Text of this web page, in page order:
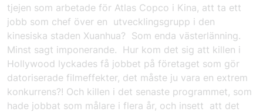
tjejen som arbetade för Atlas Copco i Kina, att ta ett
jobb som chef över en utvecklingsgrupp i den
kinesiska staden Xuanhua? Som enda västerlänning.
Minst sagt imponerande. Hur kom det sig att killen i
Hollywood lyckades få jobbet på företaget som gör
datoriserade filmeffekter, det måste ju vara en extrem
konkurrens?! Och killen i det senaste programmet, som
hade jobbat som målare i flera år, och insett att det